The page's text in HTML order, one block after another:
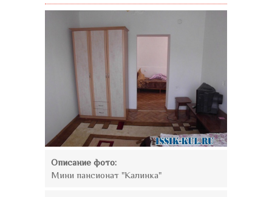
Описание фото:
Мини пансионат "Калинка"